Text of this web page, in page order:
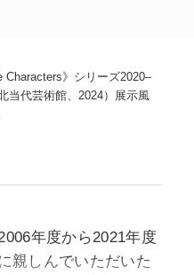
Characters》シリーズ2020–
当代芸術館、2024）展示風
年度から2021年度
親しんでいただいた